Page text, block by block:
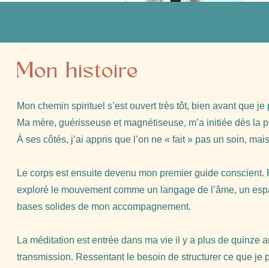
Mon histoire
Mon chemin spirituel s’est ouvert très tôt, bien avant que je
Ma mère, guérisseuse et magnétiseuse, m’a initiée dès la
À ses côtés, j’ai appris que l’on ne « fait » pas un soin,
Le corps est ensuite devenu mon premier guide
exploré le mouvement comme un langage de l’âme, un
bases solides de mon accompagnement.
La méditation est entrée dans ma vie il y a plus de quinze
transmission. Ressentant le besoin de structurer ce que